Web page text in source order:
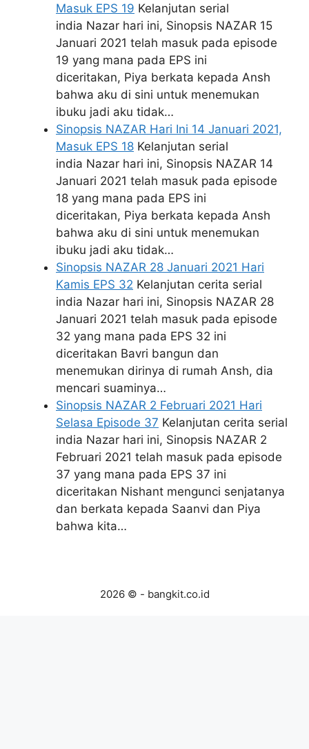
Masuk EPS 19 Kelanjutan serial
india Nazar hari ini, Sinopsis NAZAR 15
Januari 2021 telah masuk pada episode
19 yang mana pada EPS ini
diceritakan, Piya berkata kepada Ansh
bahwa aku di sini untuk menemukan
ibuku jadi aku tidak…
Sinopsis NAZAR Hari Ini 14 Januari 2021,
Masuk EPS 18 Kelanjutan serial
india Nazar hari ini, Sinopsis NAZAR 14
Januari 2021 telah masuk pada episode
18 yang mana pada EPS ini
diceritakan, Piya berkata kepada Ansh
bahwa aku di sini untuk menemukan
ibuku jadi aku tidak…
Sinopsis NAZAR 28 Januari 2021 Hari
Kamis EPS 32 Kelanjutan cerita serial
india Nazar hari ini, Sinopsis NAZAR 28
Januari 2021 telah masuk pada episode
32 yang mana pada EPS 32 ini
diceritakan Bavri bangun dan
menemukan dirinya di rumah Ansh, dia
mencari suaminya…
Sinopsis NAZAR 2 Februari 2021 Hari
Selasa Episode 37 Kelanjutan cerita serial
india Nazar hari ini, Sinopsis NAZAR 2
Februari 2021 telah masuk pada episode
37 yang mana pada EPS 37 ini
diceritakan Nishant mengunci senjatanya
dan berkata kepada Saanvi dan Piya
bahwa kita…
2026 © - bangkit.co.id